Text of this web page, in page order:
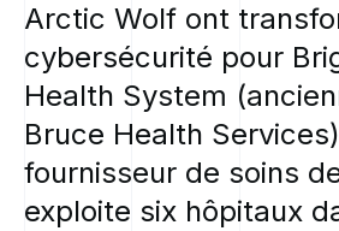
Arctic Wolf ont
cybersécurité pour
Health System
Bruce Health
fournisseur de soins
exploite six hôpitaux